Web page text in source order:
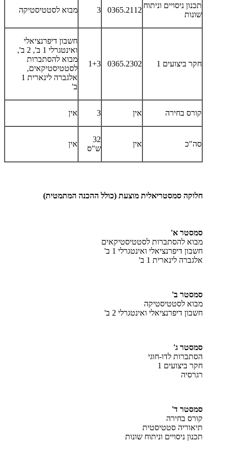
תכנון ניסויים וניתוח
שונות
0365.2112
3 מבוא לסטטיסטיקה
חקר ביצועים 1 0365.2302
1+3
חשבון דיפרנציאלי
ואינטגרלי 1 ב', 2 ב',
מבוא להסתברות
לסטטיסטיקאים,
אלגברה לינארית 1
ב'
קורס בחירה אין 3 אין
סה"כ אין
ש"ס
אין
חלוקה סמסטריאלית מוצעת (כולל ההכנה המתמטית)
סמסטר א'
מבוא להסתברות לסטטיסטיקאים
חשבון דיפרנציאלי ואינטגרלי 1 ב'
אלגברה לינארית 1 ב'
סמסטר ב'
מבוא לסטטיסטיקה
חשבון דיפרנציאלי ואינטגרלי 2 ב'
סמסטר ג'
הסתברות לדו-חוגי
חקר ביצועים 1
רגרסיה
סמסטר ד'
קורס בחירה
תיאוריה סטטיסטית
תכנון ניסויים וניתוח שונות